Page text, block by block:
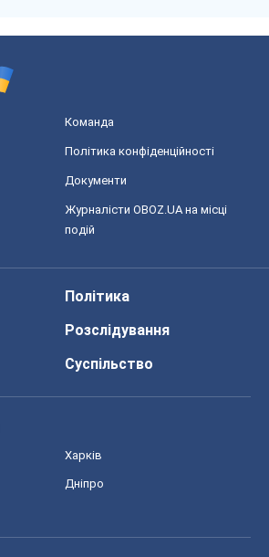
Команда
Політика конфіденційності
Документи
Журналісти OBOZ.UA на місці
подій
Політика
Розслідування
Суспільство
Харків
Дніпро